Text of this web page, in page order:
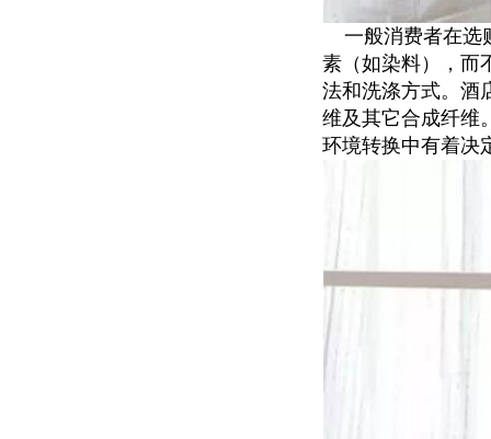
一般消费者在选
素（如染料），而
法和洗涤方式。酒
维及其它合成纤维
环境转换中有着决